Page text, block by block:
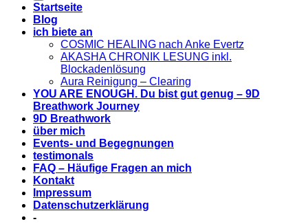
Startseite
Blog
ich biete an
COSMIC HEALING nach Anke Evertz
AKASHA CHRONIK LESUNG inkl.
Blockadenlösung
Aura Reinigung – Clearing
YOU ARE ENOUGH. Du bist gut genug – 9D
Breathwork Journey
9D Breathwork
über mich
Events- und Begegnungen
testimonals
FAQ – Häufige Fragen an mich
Kontakt
Impressum
Datenschutzerklärung
-